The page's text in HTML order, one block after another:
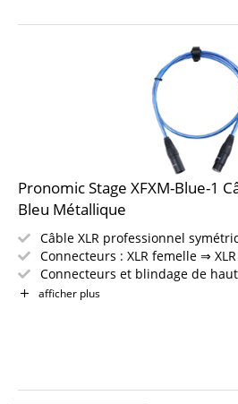
Pronomic Stage XFXM-Blue-1
Bleu Métallique
Câble XLR professionnel
Connecteurs : XLR femelle ⇒
Connecteurs et blindage de
Longueur : 1m
afficher plus